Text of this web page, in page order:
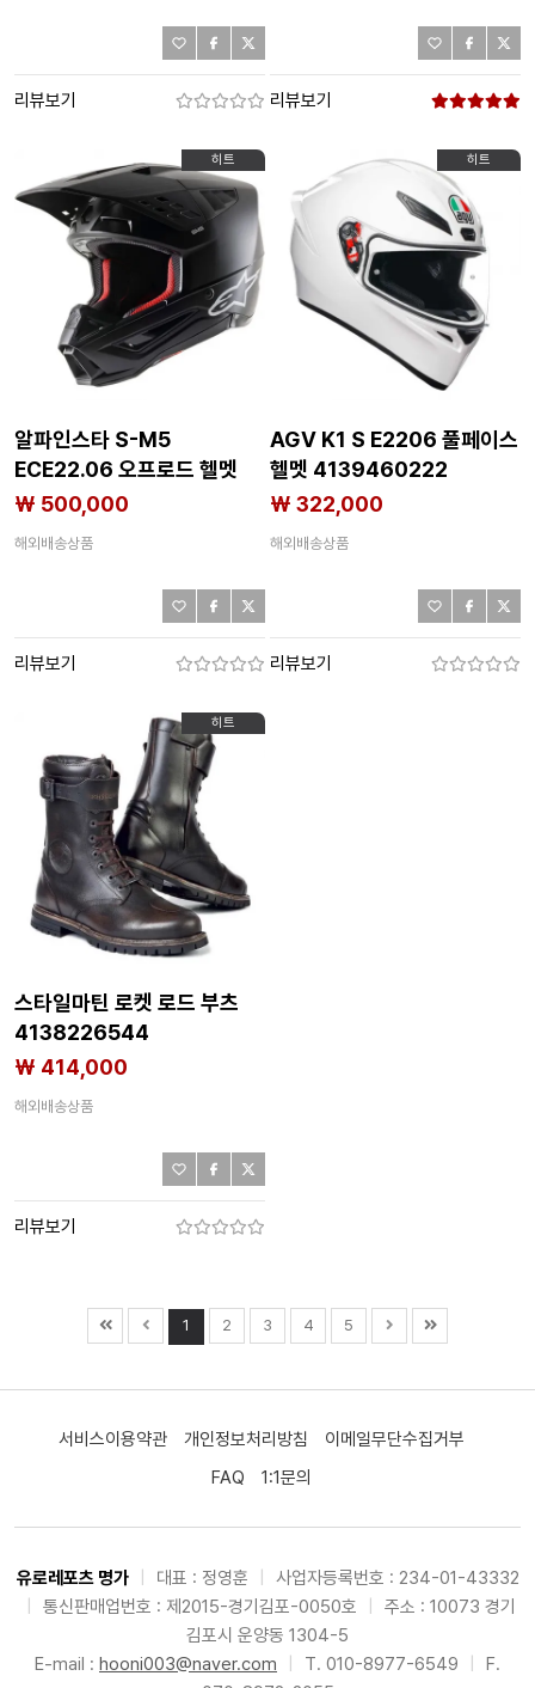
리뷰보기 리뷰보기
히트
알파인스타 S-M5
ECE22.06 오프로드 헬멧
4139838621
₩ 500,000
해외배송상품
리뷰보기
히트
AGV K1 S E2206 풀페이스
헬멧 4139460222
₩ 322,000
해외배송상품
리뷰보기
히트
스타일마틴 로켓 로드 부츠
4138226544
₩ 414,000
해외배송상품
리뷰보기
1 2 3 4 5
서비스이용약관 개인정보처리방침
이메일무단수집거부
FAQ
1:1문의
유로레포츠 명가 대표 : 정영훈
사업자등록번호 : 234-01-43332
통신판매업번호 : 제2015-경기김포-0050호
주소 : 10073 경기
김포시 운양동 1304-5
E-mail : hooni003@naver.com T. 010-8977-6549
F.